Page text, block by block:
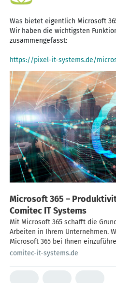
Was bietet eigentlich Microsoft
Wir haben die wichtigsten
zusammengefasst:
https://pixel-it-systems.de/
Microsoft 365 –
Comitec IT Systems
Mit Microsoft 365 schafft die
Arbeiten in Ihrem Unternehmen.
Microsoft 365 bei Ihnen
comitec-it-systems.de